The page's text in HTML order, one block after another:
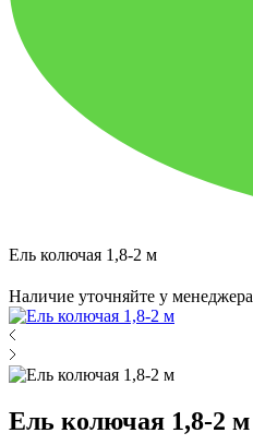
Ель колючая 1,8-2 м
Наличие уточняйте у менеджера
Ель колючая 1,8-2 м